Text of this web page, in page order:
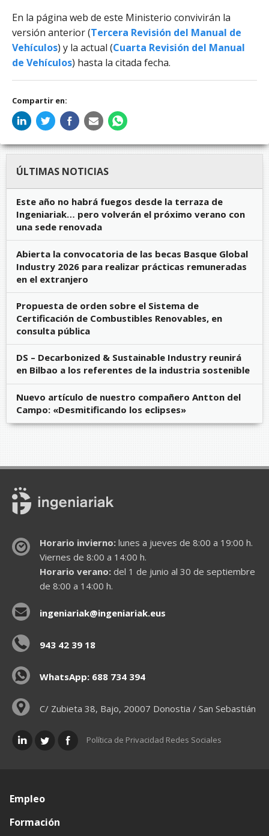
En la página web de este Ministerio convivirán la
versión anterior (Tercera Revisión del Manual de
Vehículos) y la actual (Cuarta Revisión del Manual
de Vehículos) hasta la citada fecha.
Compartir en:
ÚLTIMAS NOTICIAS
Este año no habrá fuegos desde la terraza de
Ingeniariak… pero volverán el próximo verano con
una sede renovada
Abierta la convocatoria de las becas Basque Global
Industry 2026 para realizar prácticas remuneradas
en el extranjero
Propuesta de orden sobre el Sistema de
Certificación de Combustibles Renovables, en
consulta pública
DS – Decarbonized & Sustainable Industry reunirá
en Bilbao a los referentes de la industria sostenible
Nuevo artículo de nuestro compañero Antton del
Campo: «Desmitificando los eclipses»
Horario invierno:lunes a jueves de 8:00 a 19:00 h.
Viernes de 8:00 a 14:00 h.
Horario verano:del 1 de junio al 30 de septiembre
de 8:00 a 14:00 h.
ingeniariak@ingeniariak.eus
943 42 39 18
WhatsApp: 688 734 394
C/ Zubieta 38, Bajo, 20007 Donostia / San Sebastián
Política de Privacidad Redes Sociales
Empleo
Formación